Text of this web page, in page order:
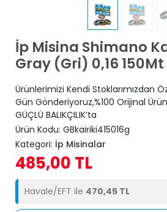
İp Misina Shimano
Gray (Gri) 0,16
Ürünlerimizi Kendi Stoklarımızdan
Gün Gönderiyoruz,%100 Orijinal
GÜÇLÜ BALIKÇILIK’ta
Ürün Kodu: GBkairiki415016g
Kategori: İp Misinalar
485,00 TL
Havale/EFT ile 470,45 TL